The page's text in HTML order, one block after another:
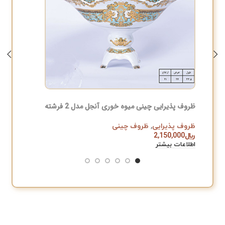
ظروف پذیرایی چینی میوه خوری آنجل مدل 2 فرشته
ظروف پذیرایی, ظروف چینی
﷼2,150,000
اطلاعات بیشتر